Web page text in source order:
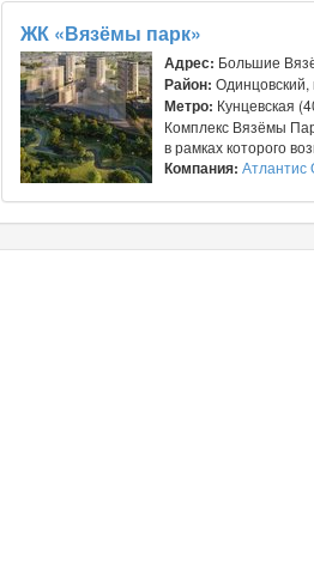
ЖК «Вязёмы парк»
Адрес: Большие
Район: Одинцовский,
Метро: Кунцевская
Комплекс Вязёмы
в рамках которого
Компания: Атлантис